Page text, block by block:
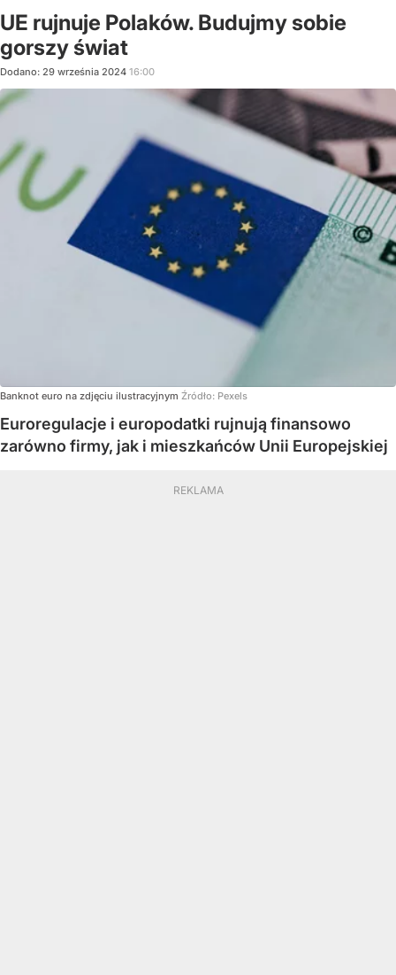
UE rujnuje Polaków. Budujmy sobie
gorszy świat
Dodano: 29 września 2024 16:00
Banknot euro na zdjęciu ilustracyjnym Źródło: Pexels
Euroregulacje i europodatki rujnują finansowo
zarówno firmy, jak i mieszkańców Unii Europejskiej